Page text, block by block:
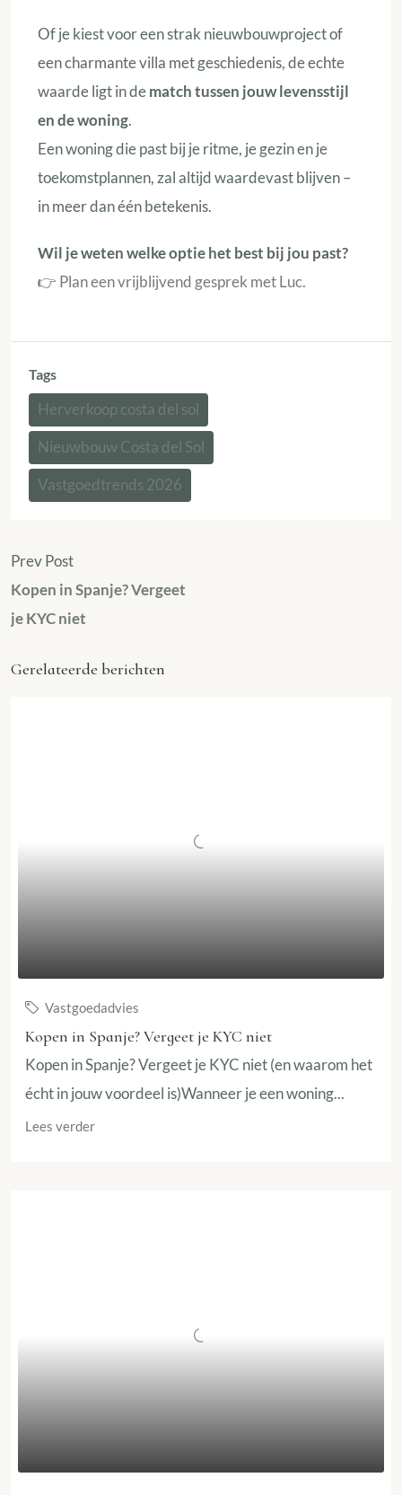
Of je kiest voor een strak nieuwbouwproject of
een charmante villa met geschiedenis, de echte
waarde ligt in dematch tussen jouw levensstijl
en de woning.
Een woning die past bij je ritme, je gezin en je
toekomstplannen, zal altijd waardevast blijven –
in meer dan één betekenis.
Wil je weten welke optie het best bij jou past?
👉 Plan een vrijblijvend gesprek met Luc.
Tags
Herverkoop costa del sol
Nieuwbouw Costa del Sol
Vastgoedtrends 2026
Prev Post
Kopen in Spanje? Vergeet
je KYC niet
Gerelateerde berichten
Vastgoedadvies
Kopen in Spanje? Vergeet je KYC niet
Kopen in Spanje? Vergeet je KYC niet (en waarom het
écht in jouw voordeel is)Wanneer je een woning...
Lees verder